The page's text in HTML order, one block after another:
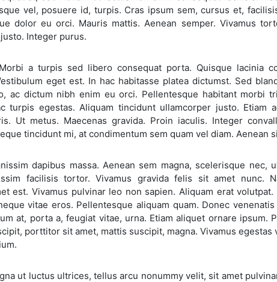
vel, posuere id, turpis. Cras ipsum sem, cursus et,
dolor eu orci. Mauris mattis. Aenean semper. Vivamus
Integer purus.
a turpis sed libero consequat porta. Quisque lacinia
eget est. In hac habitasse platea dictumst. Sed
ac dictum nibh enim eu orci. Pellentesque habitant morbi
turpis egestas. Aliquam tincidunt ullamcorper justo. Etiam
Ut metus. Maecenas gravida. Proin iaculis. Integer
tincidunt mi, at condimentum sem quam vel diam. Aenean
dapibus massa. Aenean sem magna, scelerisque nec,
facilisis tortor. Vivamus gravida felis sit amet nunc.
est. Vivamus pulvinar leo non sapien. Aliquam erat
vitae eros. Pellentesque aliquam quam. Donec
at, porta a, feugiat vitae, urna. Etiam aliquet ornare ipsum.
porttitor sit amet, mattis suscipit, magna. Vivamus
ut luctus ultrices, tellus arcu nonummy velit, sit amet